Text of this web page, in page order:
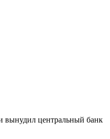
вынудил центральный банк